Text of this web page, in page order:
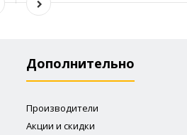
Дополнительно
Производители
Акции и скидки